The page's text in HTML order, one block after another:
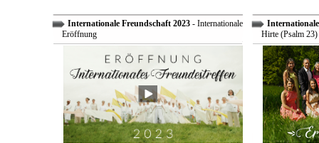
Internationale Freundschaft 2023- Internationale
Eröffnung
Hirte (Psalm 23)